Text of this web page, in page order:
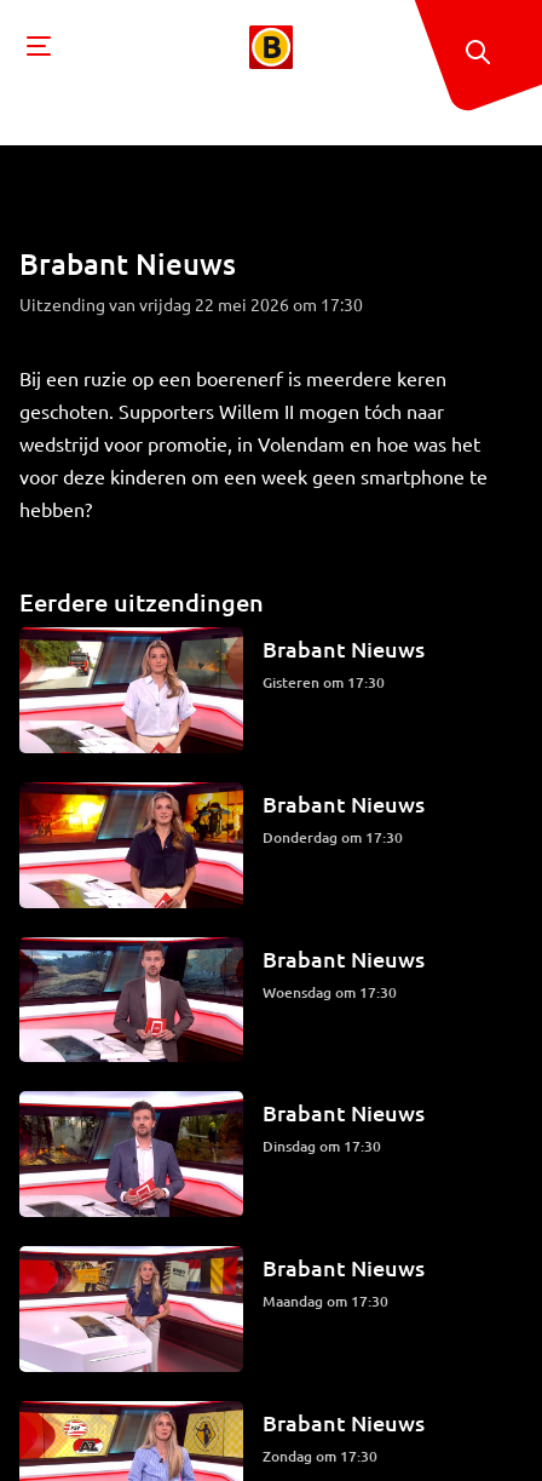
Brabant Nieuws
Uitzending van vrijdag 22 mei 2026 om 17:30
Bij een ruzie op een boerenerf is meerdere keren
geschoten. Supporters Willem II mogen tóch naar
wedstrijd voor promotie, in Volendam en hoe was het
voor deze kinderen om een week geen smartphone te
hebben?
Eerdere uitzendingen
Brabant Nieuws
Gisteren om 17:30
Brabant Nieuws
donderdag om 17:30
Brabant Nieuws
woensdag om 17:30
Brabant Nieuws
dinsdag om 17:30
Brabant Nieuws
maandag om 17:30
Brabant Nieuws
zondag om 17:30